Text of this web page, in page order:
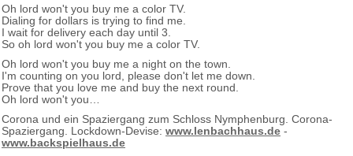
Oh lord won't you buy me a color TV.
Dialing for dollars is trying to find me.
I wait for delivery each day until 3.
So oh lord won't you buy me a color TV.
Oh lord won't you buy me a night on the town.
I'm counting on you lord, please don't let me down.
Prove that you love me and buy the next round.
Oh lord won't you…
Corona und ein Spaziergang zum Schloss Nymphenburg. Corona-
Spaziergang. Lockdown-Devise: www.lenbachhaus.de -
www.backspielhaus.de